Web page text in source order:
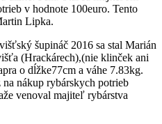
v hodnote 100euro. Tento
Lipka.
šupináč 2016 sa stal Marián
(Hrackárech),(nie klinček ani
o dĺžke77cm a váhe 7.83kg.
nákup rybárskych potrieb
venoval majiteľ rybárstva